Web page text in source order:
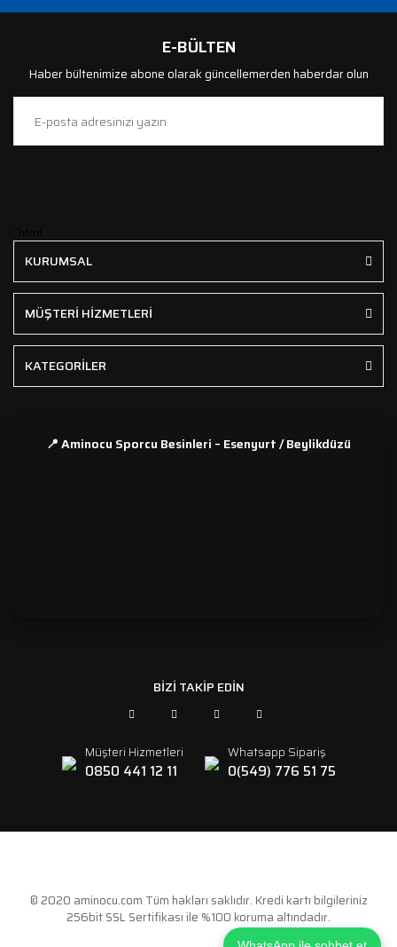
E-BÜLTEN
Haber bültenimize abone olarak güncellemerden haberdar olun
KURUMSAL
MÜŞTERİ HİZMETLERİ
KATEGORİLER
📍 Aminocu Sporcu Besinleri – Esenyurt / Beylikdüzü
BİZİ TAKİP EDİN
Müşteri Hizmetleri
0850 441 12 11
Whatsapp Sipariş
0(549) 776 51 75
© 2020 aminocu.com Tüm hakları saklıdır. Kredi kartı bilgileriniz
256bit SSL Sertifikası ile %100 koruma altındadır.